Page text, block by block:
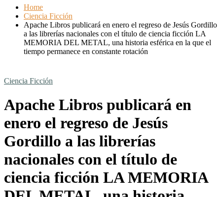
Home
Ciencia Ficción
Apache Libros publicará en enero el regreso de Jesús Gordillo
a las librerías nacionales con el título de ciencia ficción LA
MEMORIA DEL METAL, una historia esférica en la que el
tiempo permanece en constante rotación
Ciencia Ficción
Apache Libros publicará en
enero el regreso de Jesús
Gordillo a las librerías
nacionales con el título de
ciencia ficción LA MEMORIA